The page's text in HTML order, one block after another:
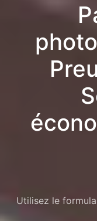
Utilisez le